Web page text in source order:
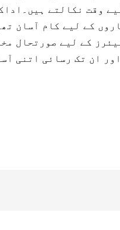
وقت نکالتے
کے لیے کام آسان
کے لیے صورتحال
ان تک رسائی اتنی